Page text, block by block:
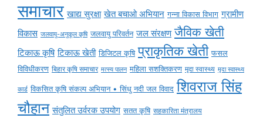
समाचार खाद्य सुरक्षा खेत बचाओ अभियान गन्ना विकास विभाग ग्रामीण
विकास जलवायु-अनुकूल कृषि जलवायु परिवर्तन जल संरक्षण जैविक खेती
टिकाऊ कृषि टिकाऊ खेती डिजिटल कृषि प्राकृतिक खेती फसल
विविधीकरण बिहार कृषि समाचार मत्स्य पालन महिला सशक्तिकरण मृदा स्वास्थ्य मृदा स्वास्थ्य
कार्ड विकसित कृषि संकल्प अभियान • सिंधु नदी जल विवाद शिवराज सिंह
चौहान संतुलित उर्वरक उपयोग सतत कृषि सहकारिता मंत्रालय